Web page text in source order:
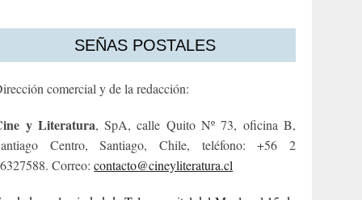
SEÑAS POSTALES
comercial y de la redacción:
y Literatura, SpA, calle Quito Nº 73, oficina B,
Centro, Santiago, Chile, teléfono: +56 2
Correo:contacto@cineyliteratura.cl